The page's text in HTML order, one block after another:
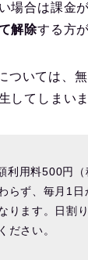
場合は課金
解除する方
ついては、
してしまいま
利用料500円
らず、毎月1日
ります。日割
ださい。